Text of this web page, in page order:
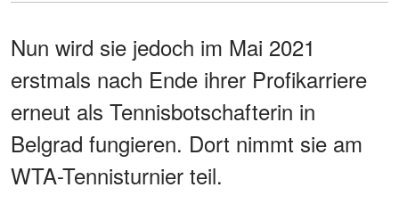
Nun wird sie jedoch im Mai 2021
erstmals nach Ende ihrer Profikarriere
erneut als Tennisbotschafterin in
Belgrad fungieren. Dort nimmt sie am
WTA-Tennisturnier teil.